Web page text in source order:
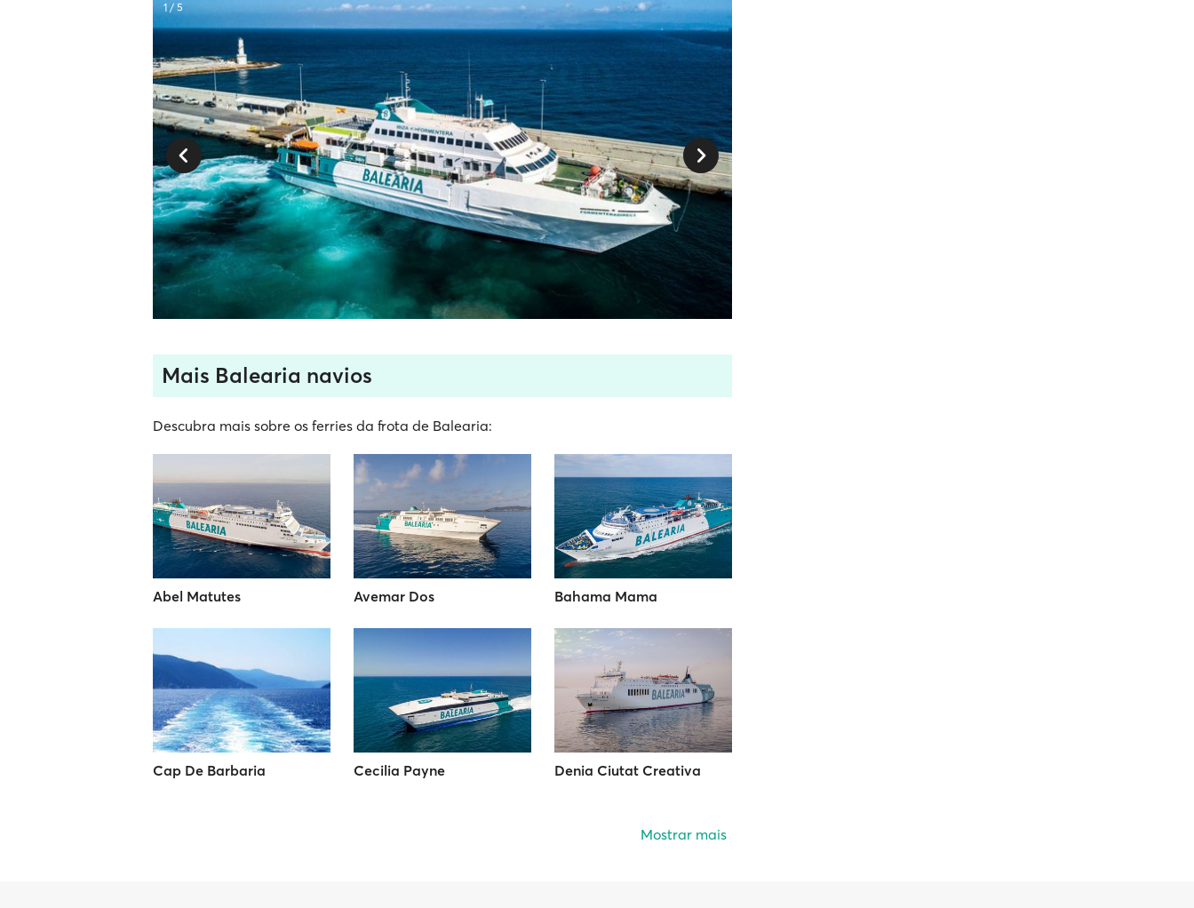
1 / 5
Mais Balearia navios
Descubra mais sobre os ferries da frota de Balearia:
Abel Matutes Avemar Dos Bahama Mama
Cap De Barbaria Cecilia Payne Denia Ciutat Creativa
Mostrar mais